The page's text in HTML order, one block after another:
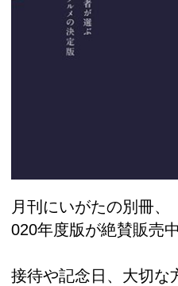
月刊にいがたの別冊
020年度版が絶賛販売
接待や記念日、大切な